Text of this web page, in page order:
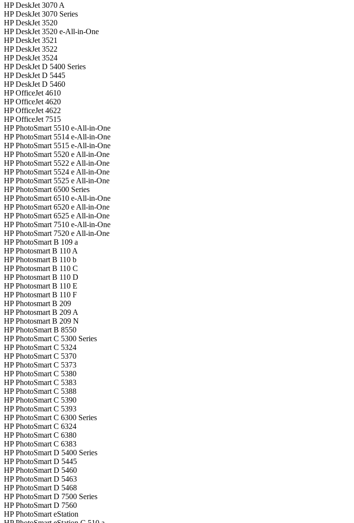
HP DeskJet 3070 A
HP DeskJet 3070 Series
HP DeskJet 3520
HP DeskJet 3520 e-All-in-One
HP DeskJet 3521
HP DeskJet 3522
HP DeskJet 3524
HP DeskJet D 5400 Series
HP DeskJet D 5445
HP DeskJet D 5460
HP OfficeJet 4610
HP OfficeJet 4620
HP OfficeJet 4622
HP OfficeJet 7515
HP PhotoSmart 5510 e-All-in-One
HP PhotoSmart 5514 e-All-in-One
HP PhotoSmart 5515 e-All-in-One
HP PhotoSmart 5520 e All-in-One
HP PhotoSmart 5522 e All-in-One
HP PhotoSmart 5524 e All-in-One
HP PhotoSmart 5525 e All-in-One
HP PhotoSmart 6500 Series
HP PhotoSmart 6510 e-All-in-One
HP PhotoSmart 6520 e All-in-One
HP PhotoSmart 6525 e All-in-One
HP PhotoSmart 7510 e-All-in-One
HP PhotoSmart 7520 e All-in-One
HP PhotoSmart B 109 a
HP Photosmart B 110 A
HP Photosmart B 110 b
HP Photosmart B 110 C
HP Photosmart B 110 D
HP Photosmart B 110 E
HP Photosmart B 110 F
HP Photosmart B 209
HP Photosmart B 209 A
HP Photosmart B 209 N
HP PhotoSmart B 8550
HP PhotoSmart C 5300 Series
HP PhotoSmart C 5324
HP PhotoSmart C 5370
HP PhotoSmart C 5373
HP PhotoSmart C 5380
HP PhotoSmart C 5383
HP PhotoSmart C 5388
HP PhotoSmart C 5390
HP PhotoSmart C 5393
HP PhotoSmart C 6300 Series
HP PhotoSmart C 6324
HP PhotoSmart C 6380
HP PhotoSmart C 6383
HP PhotoSmart D 5400 Series
HP PhotoSmart D 5445
HP PhotoSmart D 5460
HP PhotoSmart D 5463
HP PhotoSmart D 5468
HP PhotoSmart D 7500 Series
HP PhotoSmart D 7560
HP PhotoSmart eStation